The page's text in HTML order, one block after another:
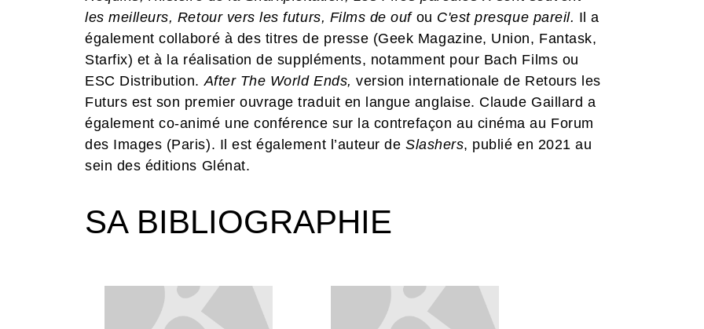
les meilleurs, Retour vers les futurs, Films de oufou C'est presque pareil. Il a
également collaboré à des titres de presse (Geek Magazine, Union, Fantask,
Starfix) et à la réalisation de suppléments, notamment pour Bach Films ou
ESC Distribution.After The World Ends, version internationale de Retours les
Futurs est son premier ouvrage traduit en langue anglaise. Claude Gaillard a
également co-animé une conférence sur la contrefaçon au cinéma au Forum
des Images (Paris). Il est également l’auteur de Slashers, publié en 2021 au
sein des éditions Glénat.
SA BIBLIOGRAPHIE